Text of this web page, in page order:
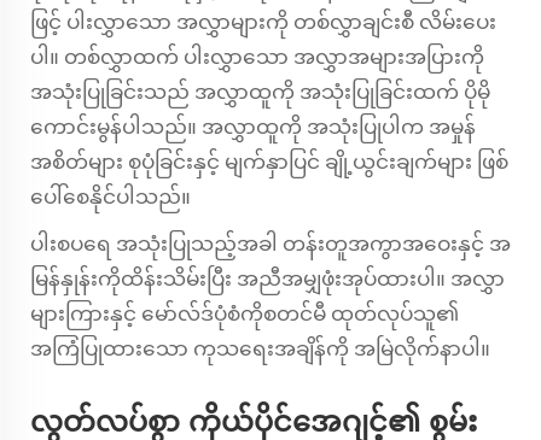
ဖြင့် ပါးလွှာသော အလွှာများကို တစ်လွှာချင်းစီ လိမ်းပေး
ပါ။ တစ်လွှာထက် ပါးလွှာသော အလွှာအများအပြားကို
အသုံးပြုခြင်းသည် အလွှာထူကို အသုံးပြုခြင်းထက် ပိုမို
ကောင်းမွန်ပါသည်။ အလွှာထူကို အသုံးပြုပါက အမှုန်
အစိတ်များ စုပုံခြင်းနှင့် မျက်နှာပြင် ချို့ယွင်းချက်များ ဖြစ်
ပေါ်စေနိုင်ပါသည်။
ပါးစပရေ အသုံးပြုသည့်အခါ တန်းတူအကွာအဝေးနှင့် အ
မြန်နှုန်းကိုထိန်းသိမ်းပြီး အညီအမျှဖုံးအုပ်ထားပါ။ အလွှာ
များကြားနှင့် မော်လ်ဒ်ပုံစံကိုစတင်မီ ထုတ်လုပ်သူ၏
အကြံပြုထားသော ကုသရေးအချိန်ကို အမြဲလိုက်နာပါ။
လွတ်လပ်စွာ ကိုယ်ပိုင်အေဂျင့်၏ စွမ်း